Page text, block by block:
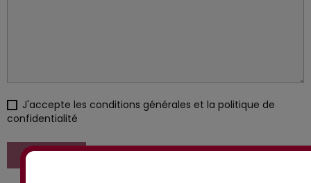
J'accepte les conditions générales et la politique de
confidentialité
ENVOYER